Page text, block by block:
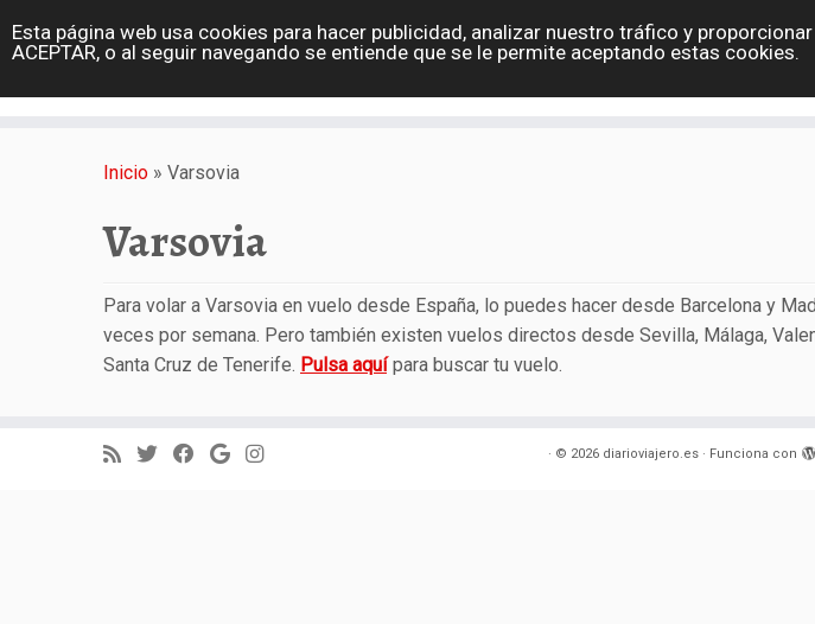
diarioviajero.es Portada Eslovaquia España
Inicio » Varsovia
Varsovia
Para volar a Varsovia en vuelo desde España, lo puedes hacer desde Barcelona y
veces por semana. Pero también existen vuelos directos desde Sevilla, Málaga,
Santa Cruz de Tenerife. Pulsa aquípara buscar tu vuelo.
· © 2026 diarioviajero.es · Funciona con
Esta página web usa cookies para hacer publicidad, analizar nuestro tráfico y
ACEPTAR, o al seguir navegando se entiende que se le permite aceptando estas cookies.